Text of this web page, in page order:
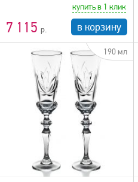
7 115
купить в 1 клик
в корзину
190 мл
быстрый просмотр